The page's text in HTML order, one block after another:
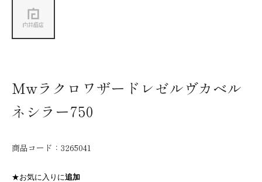
Mwラクロワザードレゼルヴカベル
ネシラー750
商品コード： 3265041
★お気に入りに追加